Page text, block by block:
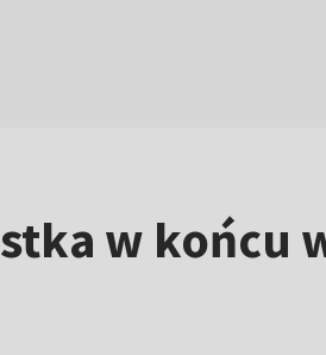
w końcu